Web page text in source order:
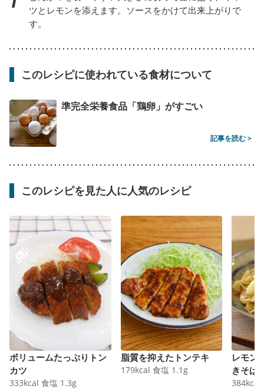
ツとレモンを添えます。ソースをかけて出来上がりで
す。
このレシピに使われている食材について
準完全栄養食品「鶏卵」がすごい
記事を読む >
このレシピを見た人に人気のレシピ
ボリュームたっぷりトン
カツ
333kcal 食塩 1.3g
脂質を抑えたトンテキ
179kcal 食塩 1.1 g
レモン
きそば
384kcal